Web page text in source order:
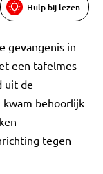
Hulp bij lezen
gevangenis in
een tafelmes
uit de
kwam behoorlijk
tegen